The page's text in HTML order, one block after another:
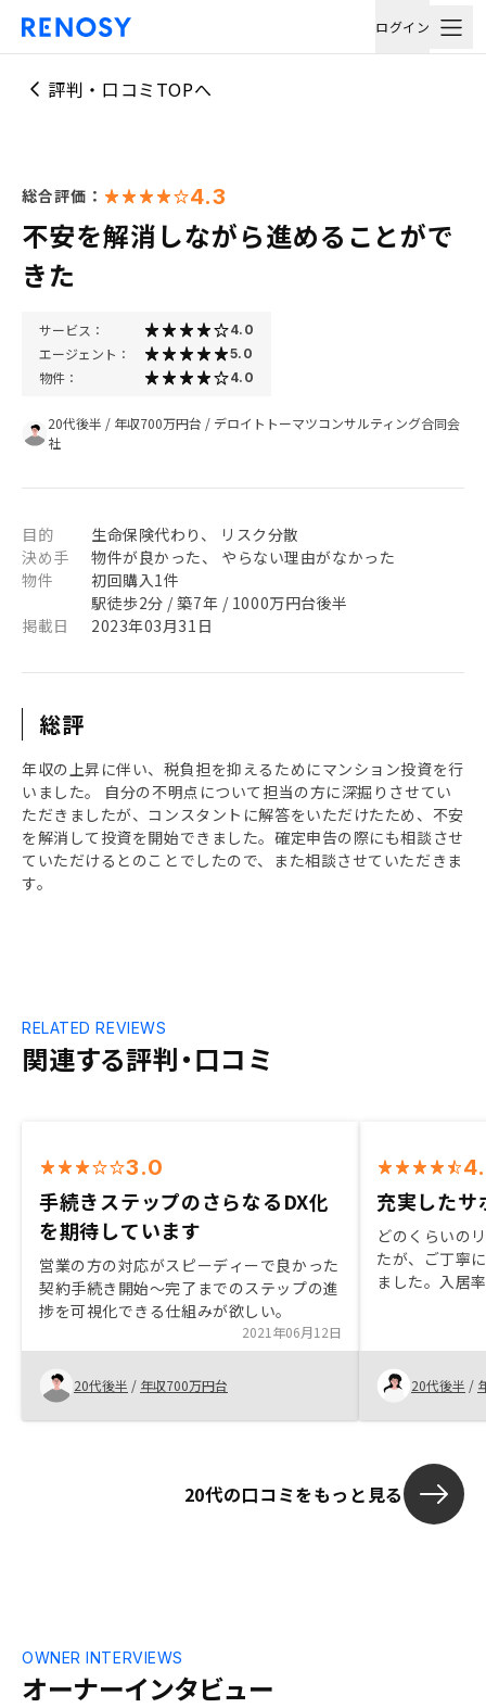
ログイン
評判・口コミTOPへ
総合評価： 4.3
不安を解消しながら進めることがで
きた
サービス： 4.0
エージェント： 5.0
物件： 4.0
20代後半 / 年収700万円台 / デロイトトーマツコンサルティング合同会
社
目的
生命保険代わり、 リスク分散
決め手
物件が良かった、 やらない理由がなかった
物件
初回購入1件
駅徒歩2分 / 築7年 / 1000万円台後半
掲載日
2023年03月31日
総評
年収の上昇に伴い、税負担を抑えるためにマンション投資を行
いました。 自分の不明点について担当の方に深掘りさせてい
ただきましたが、コンスタントに解答をいただけたため、不安
を解消して投資を開始できました。確定申告の際にも相談させ
ていただけるとのことでしたので、また相談させていただきま
す。
関連する評判・口コミ
RELATED REVIEWS
3.0
手続きステップのさらなるDX化
を期待しています
営業の方の対応がスピーディーで良かった
契約手続き開始～完了までのステップの進
捗を可視化できる仕組みが欲しい。
2021年06月12日
20代後半 / 年収700万円台
充実したサ
どのくらいの
たが、ご丁寧
ました。入居
寧でスムーズ
た。
20代後半 /
20代の口コミをもっと見る
オーナーインタビュー
OWNER INTERVIEWS